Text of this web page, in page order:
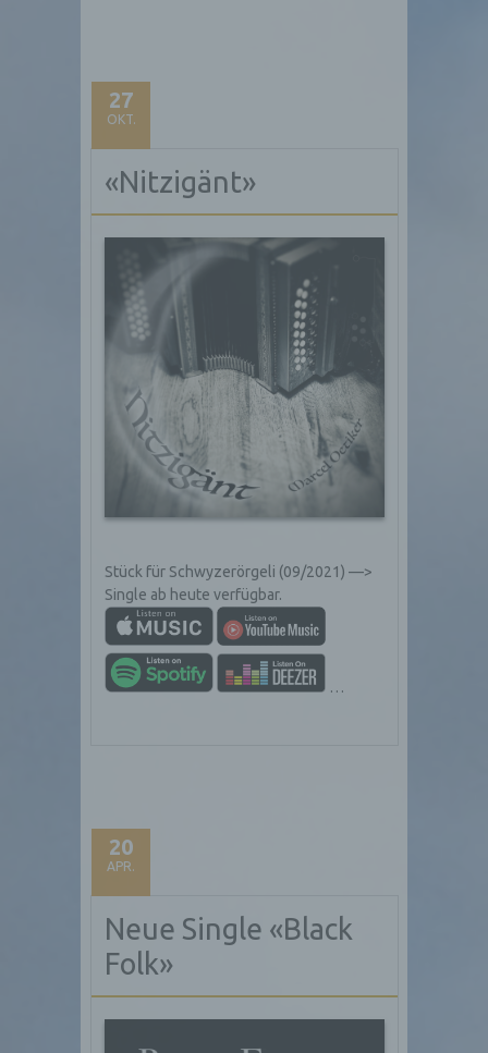
27
OKT.
«Nitzigänt»
Stück für Schwyzerörgeli (09/2021) —>
Single ab heute verfügbar.
…
20
APR.
Neue Single «Black
Folk»